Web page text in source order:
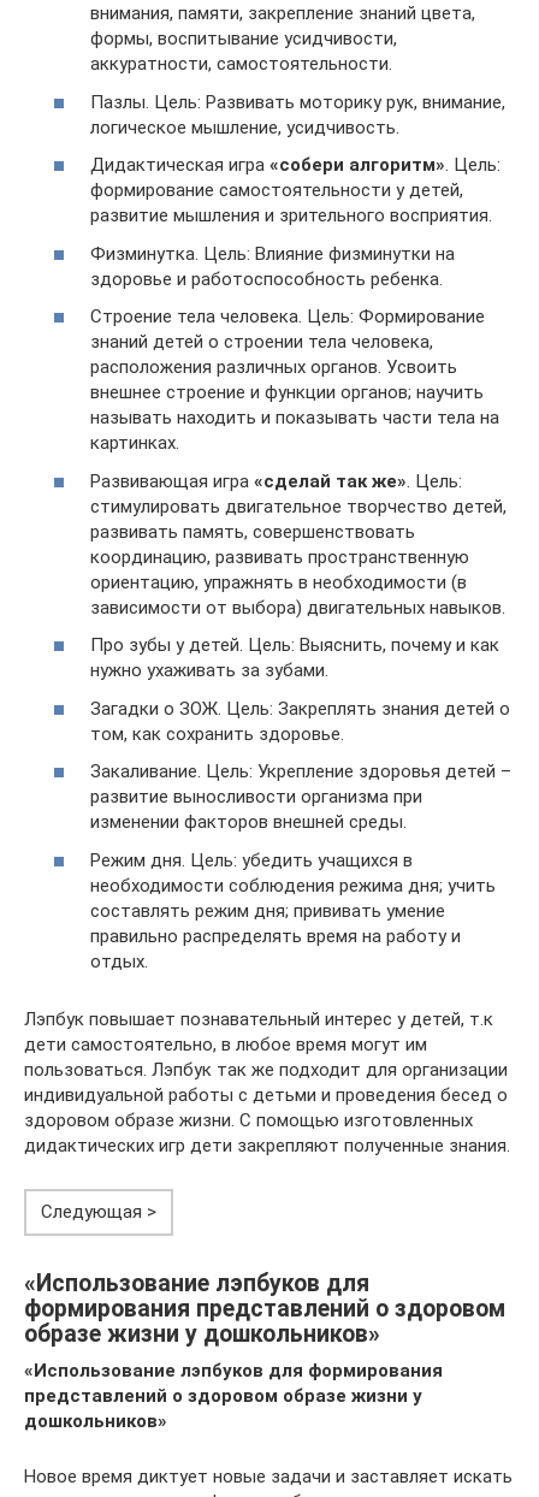
внимания, памяти, закрепление знаний цвета,
формы, воспитывание усидчивости,
аккуратности, самостоятельности.
Пазлы. Цель: Развивать моторику рук, внимание,
логическое мышление, усидчивость.
Дидактическая игра «собери алгоритм». Цель:
формирование самостоятельности у детей,
развитие мышления и зрительного восприятия.
Физминутка. Цель: Влияние физминутки на
здоровье и работоспособность ребенка.
Строение тела человека. Цель: Формирование
знаний детей о строении тела человека,
расположения различных органов. Усвоить
внешнее строение и функции органов; научить
называть находить и показывать части тела на
картинках.
Развивающая игра «сделай так же» . Цель:
стимулировать двигательное творчество детей,
развивать память, совершенствовать
координацию, развивать пространственную
ориентацию, упражнять в необходимости (в
зависимости от выбора) двигательных навыков.
Про зубы у детей. Цель: Выяснить, почему и как
нужно ухаживать за зубами.
Загадки о ЗОЖ. Цель: Закреплять знания детей о
том, как сохранить здоровье.
Закаливание. Цель: Укрепление здоровья детей –
развитие выносливости организма при
изменении факторов внешней среды.
Режим дня. Цель: убедить учащихся в
необходимости соблюдения режима дня; учить
составлять режим дня; прививать умение
правильно распределять время на работу и
отдых.
Лэпбук повышает познавательный интерес у детей, т.к
дети самостоятельно, в любое время могут им
пользоваться. Лэпбук так же подходит для организации
индивидуальной работы с детьми и проведения бесед о
здоровом образе жизни. С помощью изготовленных
дидактических игр дети закрепляют полученные знания.
Следующая >
«Использование лэпбуков для
формирования представлений о здоровом
образе жизни у дошкольников»
«Использование лэпбуков для формирования
представлений о здоровом образе жизни у
дошкольников»
Новое время диктует новые задачи и заставляет искать